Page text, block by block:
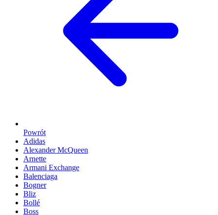
Powrót
Adidas
Alexander McQueen
Arnette
Armani Exchange
Balenciaga
Bogner
Bliz
Bollé
Boss